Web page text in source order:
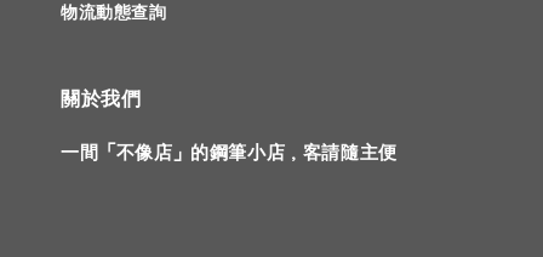
物流動態查詢
關於我們
一間「不像店」的鋼筆小店，客請隨主便